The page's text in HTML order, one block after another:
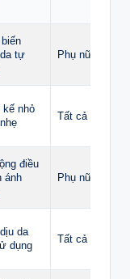
tự
Phụ nữ
kế nhỏ
Tất cả
điều
ánh
Phụ nữ
dịu da
dụng
Tất cả